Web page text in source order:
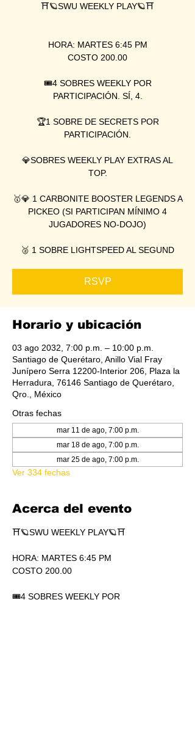
⛩🪐SWU WEEKLY PLAY🪐⛩
HORA: MARTES 6:45 PM
COSTO 200.00
🎟4 SOBRES WEEKLY POR
PARTICIPACIÓN. SÍ, 4.
🏆1 SOBRE DE SECRETS POR
PARTICIPACIÓN.
💎SOBRES WEEKLY PLAY EXTRAS AL
TOP.
🥇💎 1 CARBONITE BOOSTER LEGENDS A
PICKEO (SI PARTICIPAN MÍNIMO 4
JUGADORES NO-DOJO)
🥈 1 SOBRE LIGHTSPEED AL SEGUND
RSVP
Horario y ubicación
03 ago 2032, 7:00 p.m. – 10:00 p.m.
Santiago de Querétaro, Anillo Vial Fray
Junípero Serra 12200-Interior 206, Plaza la
Herradura, 76146 Santiago de Querétaro,
Qro., México
Otras fechas
mar 11 de ago, 7:00 p.m.
mar 18 de ago, 7:00 p.m.
mar 25 de ago, 7:00 p.m.
Ver 334 fechas
Acerca del evento
⛩🪐SWU WEEKLY PLAY🪐⛩
HORA: MARTES 6:45 PM
COSTO 200.00
🎟4 SOBRES WEEKLY POR